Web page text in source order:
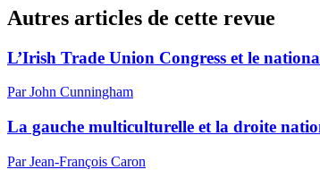
Autres articles de cette revue
L’Irish Trade Union Congress et le
Par John Cunningham
La gauche multiculturelle et la droite
Par Jean-François Caron